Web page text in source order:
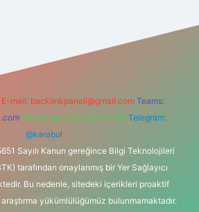
E-mail: backlinkpaneli@gmail.com Teams:
Whatsapp: 0262 606 0 726 Telegram:
@karabul
Sayılı Kanun gereğince Bilgi Teknolojileri
tarafından onaylanmış bir Yer Sağlayıcı
Bu nedenle, sitedeki içerikleri proaktif
yükümlülüğümüz bulunmamaktadır.